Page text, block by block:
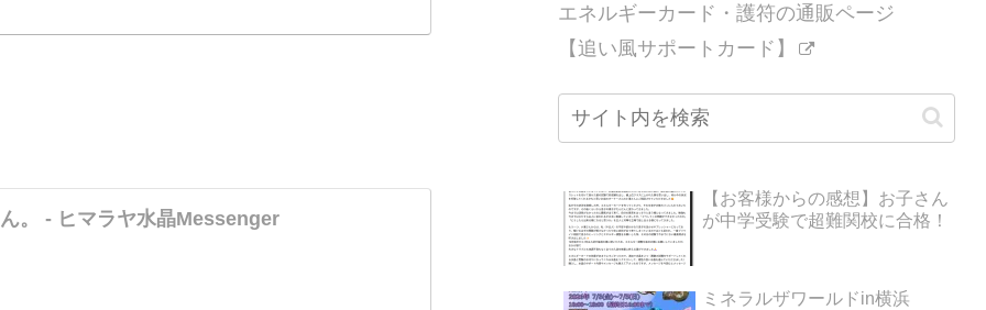
。 - ヒマラヤ水晶Messenger
エネルギーカード・護符の通販ページ
【追い風サポートカード】
【お客様からの感想】お子さん
が中学受験で超難関校に合格！
ミネラルザワールドin横浜